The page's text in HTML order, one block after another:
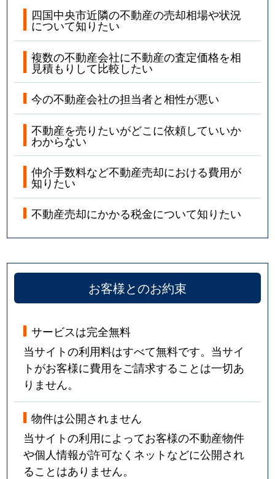
四国中央市近隣の不動産の売却相場や状況
について知りたい
複数の不動産会社に不動産の査定価格を相
見積もりして比較したい
今の不動産会社の担当者と相性が悪い
不動産を売りたいがどこに依頼していいか
わからない
仲介手数料など不動産売却における費用が
知りたい
不動産売却にかかる税金について知りたい
お客様とのお約束
サービスは完全無料
当サイトの利用料はすべて無料です。当サイ
トがお客様に費用をご請求することは一切あ
りません。
物件は公開されません
当サイトの利用によってお客様の不動産物件
や個人情報が許可なくネットなどに公開され
ることはありません。